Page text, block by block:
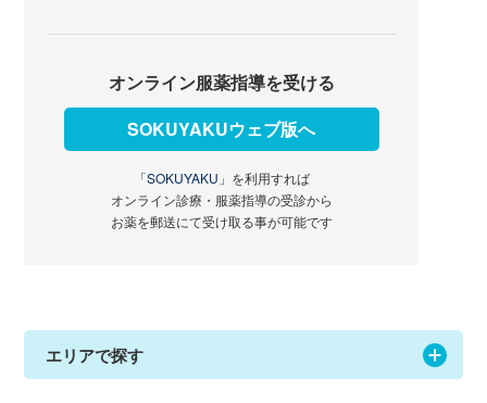
オンライン服薬指導を受ける
SOKUYAKUウェブ版へ
「SOKUYAKU」 を利用すれば
オンライン診療・服薬指導の受診から
お薬を郵送にて受け取る事が可能です
エリアで探す